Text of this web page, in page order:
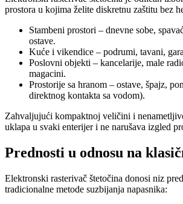
prostora u kojima želite diskretnu zaštitu bez
Stambeni prostori – dnevne sobe,
ostave.
Kuće i vikendice – podrumi, tavani,
Poslovni objekti – kancelarije, male
magacini.
Prostorije sa hranom – ostave, špajz,
direktnog kontakta sa vodom).
Zahvaljujući kompaktnoj veličini i
uklapa u svaki enterijer i ne narušava izgled
Prednosti u odnosu na
Elektronski rasterivač štetočina donosi niz
tradicionalne metode suzbijanja napasnika: